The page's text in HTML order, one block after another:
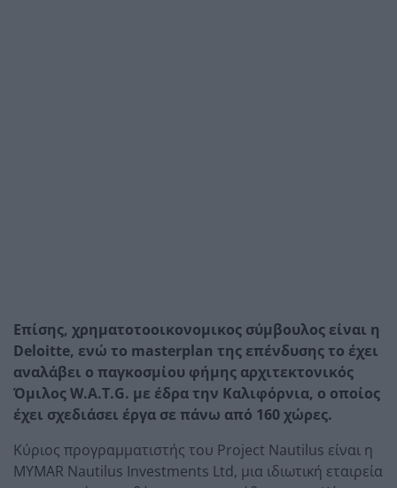
Επίσης, χρηματοτοοικονομικος σύμβουλος είναι η
Deloitte, ενώ το masterplan της επένδυσης το έχει
αναλάβει ο παγκοσμίου φήμης αρχιτεκτονικός
Όμιλος W.A.T.G. με έδρα την Καλιφόρνια, ο οποίος
έχει σχεδιάσει έργα σε πάνω από 160 χώρες.
Κύριος προγραμματιστής του Project Nautilus είναι η
MYMAR Nautilus Investments Ltd, μια ιδιωτική εταιρεία